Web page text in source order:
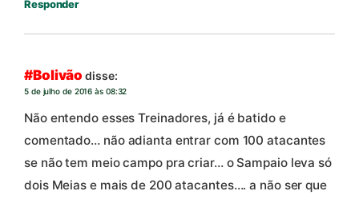
Responder
#Bolivão disse:
5 de julho de 2016 às 08:32
Não entendo esses Treinadores, já é batido e
comentado… não adianta entrar com 100 atacantes
se não tem meio campo pra criar… o Sampaio leva só
dois Meias e mais de 200 atacantes…. a não ser que